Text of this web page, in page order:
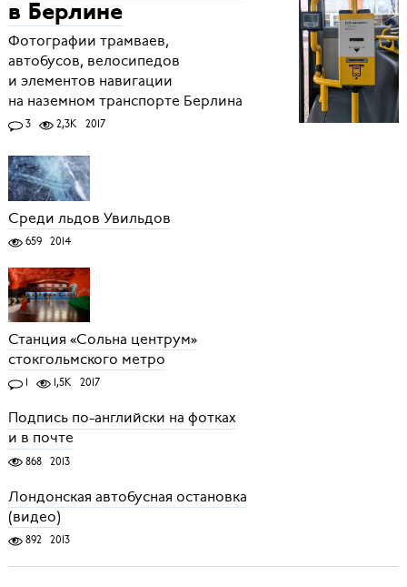
в Берлине
Фотографии трамваев,
автобусов, велосипедов
и элементов навигации
на наземном транспорте Берлина
3 2,3K 2017
Среди льдов Увильдов
659 2014
Станция «Сольна центрум»
стокгольмского метро
1 1,5K 2017
Подпись по-английски на фотках
и в почте
868 2013
Лондонская автобусная остановка
(видео)
892 2013